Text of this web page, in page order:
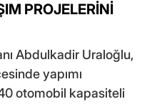
PROJELERİNİ
Abdulkadir Uraloğlu,
yapımı
otomobil kapasiteli